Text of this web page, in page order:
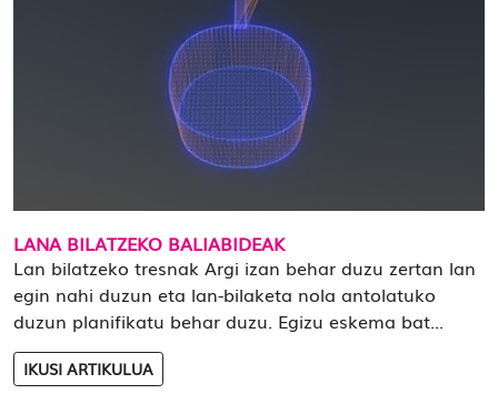
LANA BILATZEKO BALIABIDEAK
Lan bilatzeko tresnak Argi izan behar duzu zertan lan
egin nahi duzun eta lan-bilaketa nola antolatuko
duzun planifikatu behar duzu. Egizu eskema bat...
IKUSI ARTIKULUA